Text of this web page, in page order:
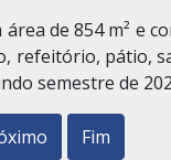
de 854 m² e
refeitório, pátio,
semestre de
Fim